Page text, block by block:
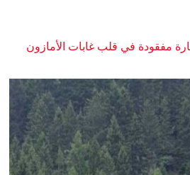
مفقودة في قلب غابات الأمازون